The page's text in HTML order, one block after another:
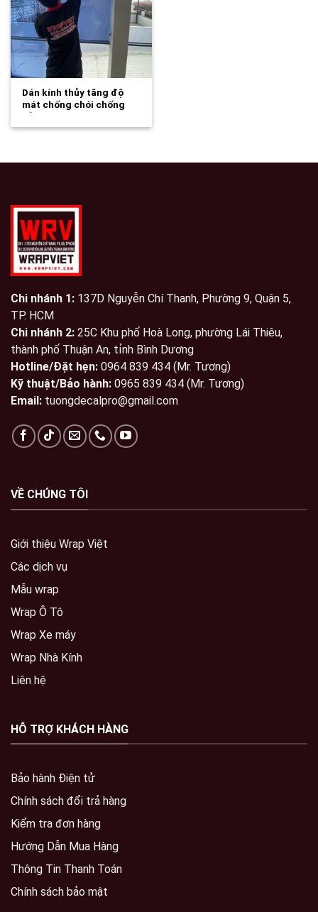
Dán kính thủy tăng độ
mát chống chói chống
nắng…
Chi nhánh 1: 137D Nguyễn Chí Thanh, Phường 9, Quận 5,
TP. HCM
Chi nhánh 2: 25C Khu phố Hoà Long, phường Lái Thiêu,
thành phố Thuận An, tỉnh Bình Dương
Hotline/Đặt hẹn: 0964 839 434 (Mr. Tương)
Kỹ thuật/Bảo hành: 0965 839 434 (Mr. Tương)
Email: tuongdecalpro@gmail.com
VỀ CHÚNG TÔI
Giới thiệu Wrap Việt
Các dịch vụ
Mẫu wrap
Wrap Ô Tô
Wrap Xe máy
Wrap Nhà Kính
Liên hệ
HỖ TRỢ KHÁCH HÀNG
Bảo hành Điện tử
Chính sách đổi trả hàng
Kiểm tra đơn hàng
Hướng Dẫn Mua Hàng
Thông Tin Thanh Toán
Chính sách bảo mật